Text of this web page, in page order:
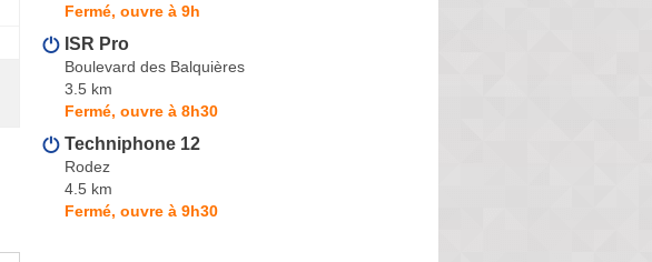
Fermé, ouvre à 9h
ISR Pro
Boulevard des Balquières
3.5 km
Fermé, ouvre à 8h30
Techniphone 12
Rodez
4.5 km
Fermé, ouvre à 9h30